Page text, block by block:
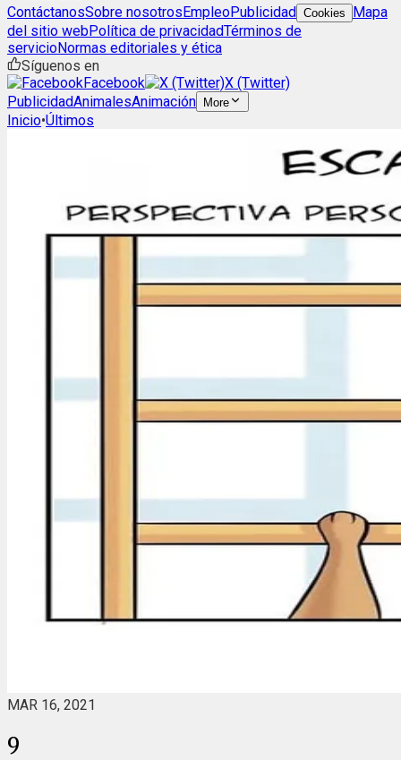
ContáctanosSobre nosotrosEmpleoPublicidad Cookies
Mapa
del sitio webPolítica de privacidadTérminos de
servicioNormas editoriales y ética
Síguenos en
Facebook
X (Twitter)
PublicidadAnimalesAnimación More
Inicio•Últimos
MAR 16, 2021
9